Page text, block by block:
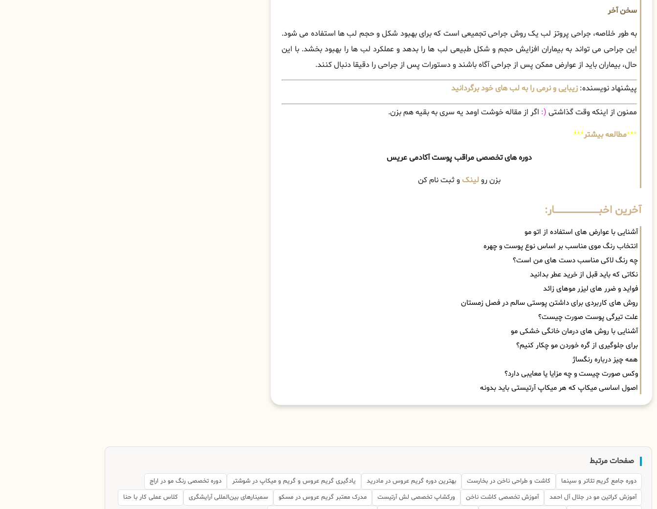
سخن آخر
به طور خلاصه، جراحی پروتز لب یک روش جراحی تجمیعی است که برای بهبود شکل و حجم لب ها استفاده می شود.
این جراحی می تواند به بیماران افزایش حجم و شکل طبیعی لب ها را بدهد و عملکرد لب ها را بهبود بخشد. با این
حال، بیماران باید از عوارض ممکن پس از جراحی آگاه باشند و دستورات پس از جراحی را دقیقا دنبال کنند.
پیشنهاد نویسنده: زیبایی و نرمی را به لب های خود برگردانید
ممنون از اینکه وقت گذاشتی (: اگر از مقاله خوشت اومد یه سری به بقیه هم بزن.
***مطالعه بیشتر***
دوره های تخصصیمراقب پوست آکادمی عریس
بزن رولینکو ثبت نام کن
آخرین اخبــــــــــــــــــــــــــــــار:
آشنایی با عوارض های استفاده از اتو مو
انتخاب رنگ موی مناسب بر اساس نوع پوست و چهره
چه رنگ لاکی مناسب دست های من است؟
نکاتی که باید قبل از خرید عطر بدانید
فواید و ضرر های لیزر موهای زائد
روش های کاربردی برای داشتن پوستی سالم در فصل زمستان
علت تیرگی پوست صورت چیست؟
آشنایی با روش های درمان خانگی خشکی مو
برای جلوگیری از گره خوردن مو چکار کنیم؟
همه چیز درباره رنگساژ
وکس صورت چیست و چه مزایا یا معایبی دارد؟
اصول اساسی میکاپ که هر میکاپ آرتیستی باید بدونه
صفحات مرتبط
دوره جامع گریم تئاتر و سینما کاشت و طراحی ناخن در بخارست بهترین دوره گریم عروس در مادرید یادگیری گریم عروس و گریم و میکاپ در شوشتر
دوره تخصصی رنگ مو در اراج
آموزش کراتین مو در جلال آل احمد
آموزش تخصصی کاشت ناخن ورکشاپ تخصصی لش آرتیست مدرک معتبر گریم عروس در مسکو سمینارهای بین‌المللی آرایشگری کلاس عملی کار با حنا